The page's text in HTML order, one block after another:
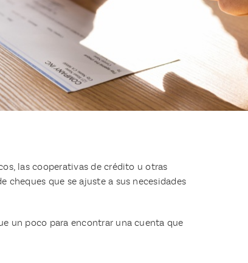
las cooperativas de crédito u otras
que se ajuste a sus necesidades
un poco para encontrar una cuenta que